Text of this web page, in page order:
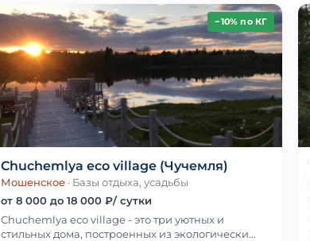
−10% по КГ
Chuchemlya eco village (Чучемля)
Мошенское · Базы отдыха, усадьбы
от 8 000 до 18 000 ₽/ сутки
Chuchemlya eco village - это три уютных и
стильных дома, построенных из экологически